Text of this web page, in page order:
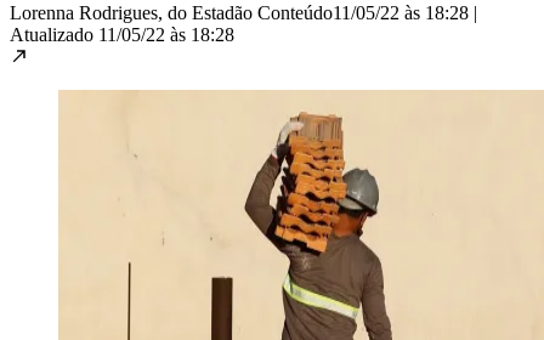
Lorenna Rodrigues, do Estadão Conteúdo11/05/22 às 18:28 |
Atualizado 11/05/22 às 18:28